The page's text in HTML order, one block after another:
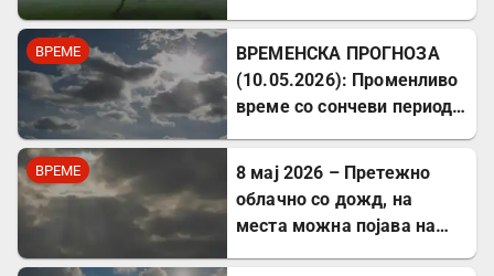
ВРЕМЕ
ВРЕМЕНСКА ПРОГНОЗА
(10.05.2026): Променливо
време со сончеви периоди
ВРЕМЕ
8 мај 2026 – Претежно
облачно со дожд, на
места можна појава на